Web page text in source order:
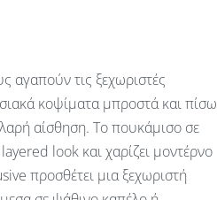
αγαπούν τις ξεχωριστές
κοψίματα μπροστά και πίσω
αίσθηση. Το πουκάμισο σε
look και χαρίζει μοντέρνο
προσθέτει μια ξεχωριστή